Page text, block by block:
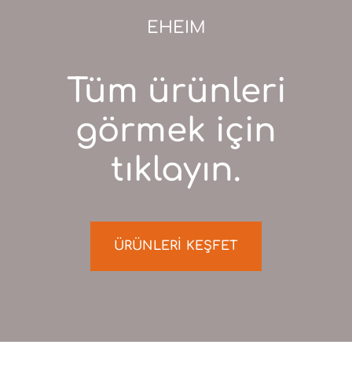
EHEIM
Tüm ürünleri
görmek için
tıklayın.
ÜRÜNLERİ KEŞFET